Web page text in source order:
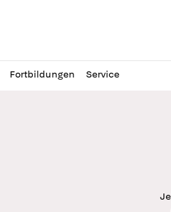
Fortbildungen Service